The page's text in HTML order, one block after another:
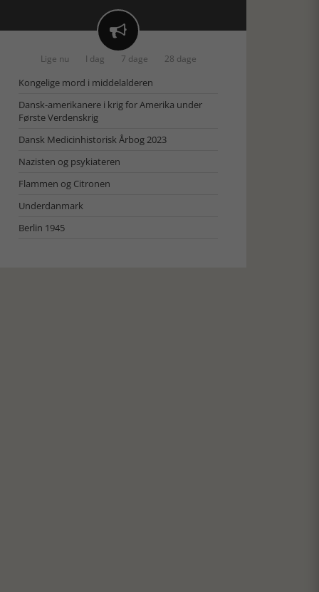

Lige nu I dag 7 dage 28 dage
Kongelige mord i middelalderen
Dansk-amerikanere i krig for Amerika under
Første Verdenskrig
Dansk Medicinhistorisk Årbog 2023
Nazisten og psykiateren
Flammen og Citronen
Underdanmark
Berlin 1945